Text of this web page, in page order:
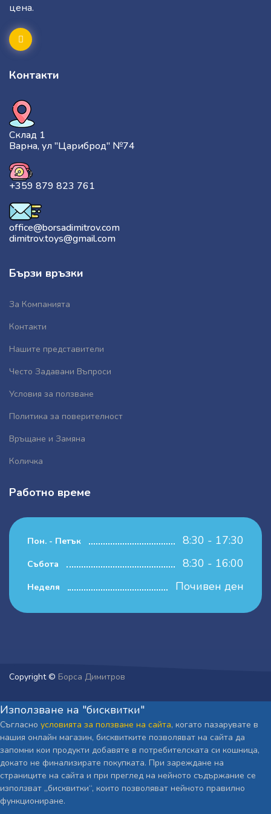
цена.
Контакти
Склад 1
Варна, ул "Цариброд" №74
+359 879 823 761
office@borsadimitrov.com
dimitrov.toys@gmail.com
Бързи връзки
За Компанията
Контакти
Нашите представители
Често Задавани Въпроси
Условия за ползване
Политика за поверителност
Връщане и Замяна
Количка
Работно време
Пон. - Петък 8:30 - 17:30
Събота 8:30 - 16:00
Неделя Почивен ден
Copyright © Борса Димитров
Използване на "бисквитки"
Съгласно условията за ползване на сайта, когато пазарувате в
нашия онлайн магазин, бисквитките позволяват на сайта да
запомни кои продукти добавяте в потребителската си кошница,
докато не финализирате покупката. При зареждане на
страниците на сайта и при преглед на нейното съдържание се
използват „бисквитки“, които позволяват нейното правилно
функциониране.